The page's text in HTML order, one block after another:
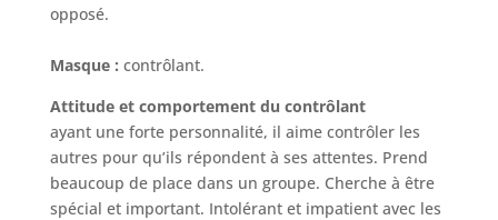
opposé.
Masque : contrôlant.
Attitude et comportement du contrôlant
ayant une forte personnalité, il aime contrôler les
autres pour qu’ils répondent à ses attentes. Prend
beaucoup de place dans un groupe. Cherche à être
spécial et important. Intolérant et impatient avec les